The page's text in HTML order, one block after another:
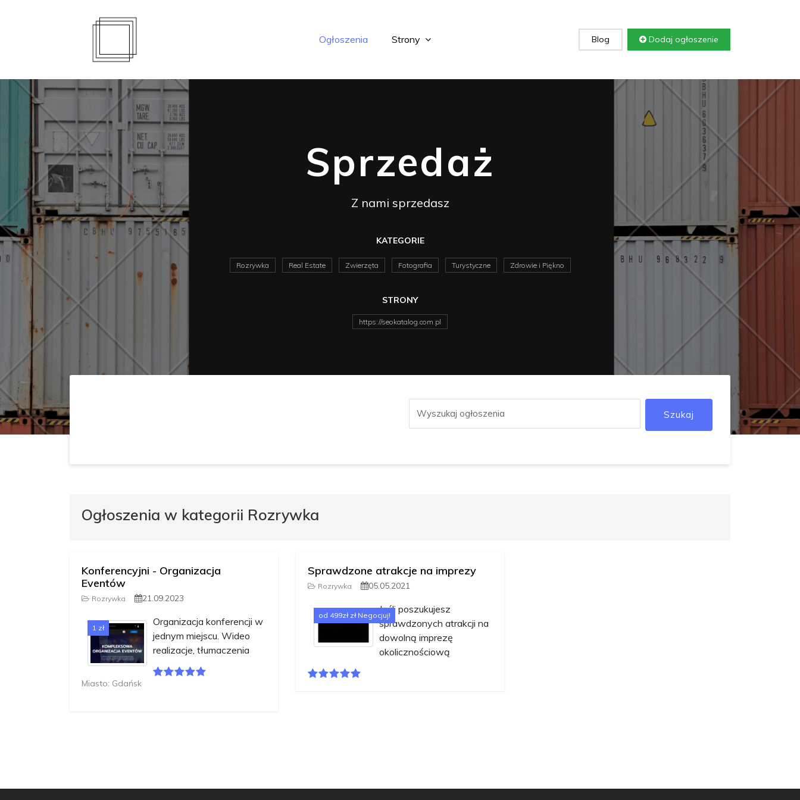
Ogłoszenia Strony Blog Dodaj ogłoszenie
Sprzedaż
Z nami sprzedasz
KATEGORIE
Rozrywka Real Estate Zwierzęta Fotografia Turystyczne Zdrowie i Piękno
STRONY
https://seokatalog.com.pl
Szukaj
Ogłoszenia w kategorii Rozrywka
Konferencyjni - Organizacja
Eventów
Rozrywka 21.09.2023
1 zł
Organizacja konferencji w
jednym miejscu. Wideo
realizacje, tłumaczenia
Miasto: Gdańsk
Sprawdzone atrakcje na imprezy
Rozrywka 05.05.2021
od 499zł zł Negocjuj!
Jeśli poszukujesz
sprawdzonych atrakcji na
dowolną imprezę
okolicznościową